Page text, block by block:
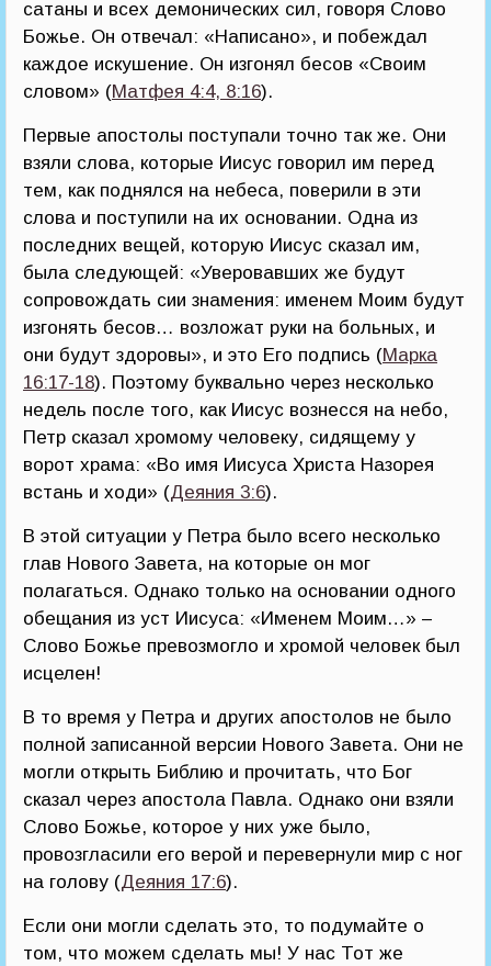
сатаны и всех демонических сил, говоря Слово
Божье. Он отвечал: «Написано», и побеждал
каждое искушение. Он изгонял бесов «Своим
словом» (Матфея 4:4, 8:16).
Первые апостолы поступали точно так же. Они
взяли слова, которые Иисус говорил им перед
тем, как поднялся на небеса, поверили в эти
слова и поступили на их основании. Одна из
последних вещей, которую Иисус сказал им,
была следующей: «Уверовавших же будут
сопровождать сии знамения: именем Моим будут
изгонять бесов… возложат руки на больных, и
они будут здоровы», и это Его подпись (Марка
16:17-18). Поэтому буквально через несколько
недель после того, как Иисус вознесся на небо,
Петр сказал хромому человеку, сидящему у
ворот храма: «Во имя Иисуса Христа Назорея
встань и ходи» (Деяния 3:6).
В этой ситуации у Петра было всего несколько
глав Нового Завета, на которые он мог
полагаться. Однако только на основании одного
обещания из уст Иисуса: «Именем Моим…» –
Слово Божье превозмогло и хромой человек был
исцелен!
В то время у Петра и других апостолов не было
полной записанной версии Нового Завета. Они не
могли открыть Библию и прочитать, что Бог
сказал через апостола Павла. Однако они взяли
Слово Божье, которое у них уже было,
провозгласили его верой и перевернули мир с ног
на голову (Деяния 17:6).
Если они могли сделать это, то подумайте о
том, что можем сделать мы! У нас Тот же